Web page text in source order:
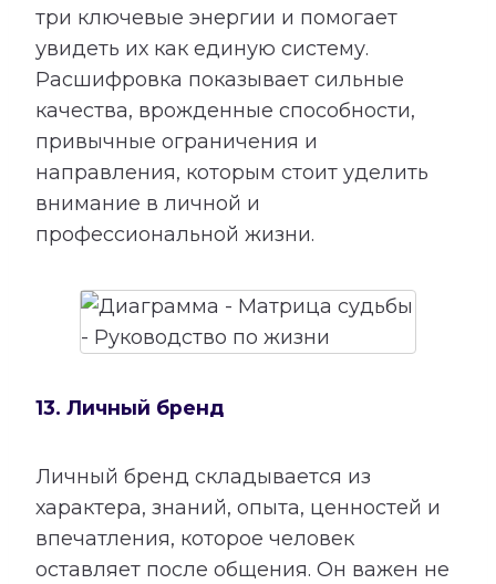
три ключевые энергии и помогает
увидеть их как единую систему.
Расшифровка показывает сильные
качества, врожденные способности,
привычные ограничения и
направления, которым стоит уделить
внимание в личной и
профессиональной жизни.
13. Личный бренд
Личный бренд складывается из
характера, знаний, опыта, ценностей и
впечатления, которое человек
оставляет после общения. Он важен не